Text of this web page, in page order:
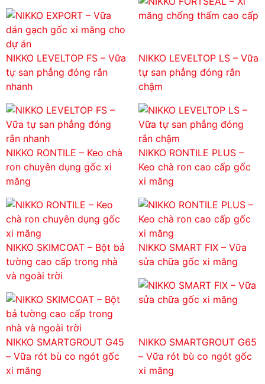
NIKKO LEVELTOP FS – Vữa
tự san phẳng đóng rắn
nhanh
NIKKO LEVELTOP LS – Vữa
tự san phẳng đóng rắn
chậm
NIKKO RONTILE – Keo chà
ron chuyên dụng gốc xi
măng
NIKKO RONTILE PLUS –
Keo chà ron cao cấp gốc
xi măng
NIKKO SKIMCOAT – Bột bả
tường cao cấp trong nhà
và ngoài trời
NIKKO SMART FIX – Vữa
sửa chữa gốc xi măng
NIKKO SMARTGROUT G45
– Vữa rót bù co ngót gốc
xi măng
NIKKO SMARTGROUT G65
– Vữa rót bù co ngót gốc
xi măng